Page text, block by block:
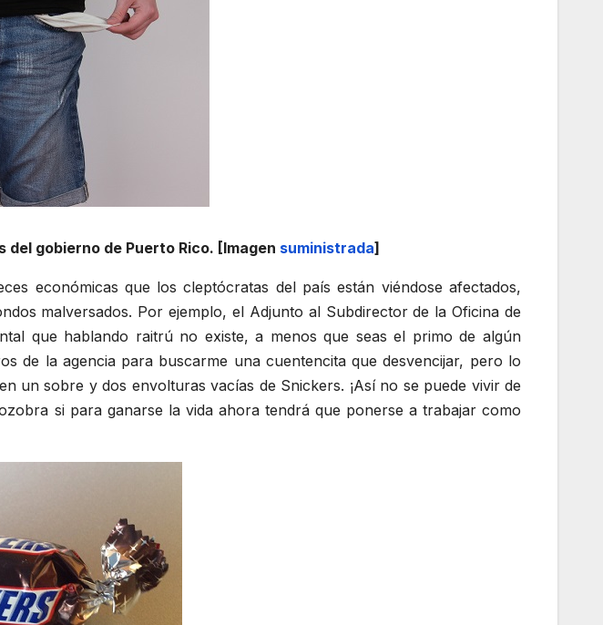
gobierno de Puerto Rico. [Imagen suministrada]
económicas que los cleptócratas del país están viéndose afectados,
malversados. Por ejemplo, el Adjunto al Subdirector de la Oficina de
que hablando raitrú no existe, a menos que seas el primo de algún
de la agencia para buscarme una cuentencita que desvencijar, pero lo
un sobre y dos envolturas vacías de Snickers. ¡Así no se puede vivir de
si para ganarse la vida ahora tendrá que ponerse a trabajar como